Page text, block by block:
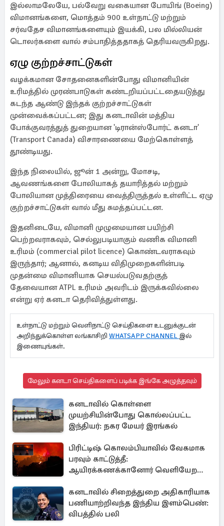
இல்லாமலேயே, பல்வேறு வகையான போயிங் (Boeing)
விமானங்களை, மொத்தம் 900 உள்நாட்டு மற்றும்
சர்வதேச விமானங்களையும் இயக்கி, பல மில்லியன்
டொலர்களை வால் சம்பாதித்ததாகத் தெரியவருகிறது.
ஏழு குற்றச்சாட்டுகள்
வழக்கமான சோதனைகளின்போது விமானியின்
உரிமத்தில் முரண்பாடுகள் கண்டறியப்பட்டதையடுத்து
கடந்த ஆண்டு இந்தக் குற்றச்சாட்டுகள்
முன்வைக்கப்பட்டன; இது கனடாவின் மத்திய
போக்குவரத்துத் துறையான 'டிரான்ஸ்போர்ட் கனடா'
(Transport Canada) விசாரணையை மேற்கொள்ளத்
தூண்டியது.
இந்த நிலையில், ஜூன் 1 அன்று, மோசடி,
ஆவணங்களை போலியாகத் தயாரித்தல் மற்றும்
போலியான முத்திரையை வைத்திருத்தல் உள்ளிட்ட ஏழு
குற்றச்சாட்டுகள் வால் மீது சுமத்தப்பட்டன.
இதனிடையே, விமானி முழுமையான பயிற்சி
பெற்றவராகவும், செல்லுபடியாகும் வணிக விமானி
உரிமம் (commercial pilot licence) கொண்டவராகவும்
இருந்தார்; ஆனால், கனடிய விதிமுறைகளின்படி
முதன்மை விமானியாக செயல்படுவதற்குத்
தேவையான ATPL உரிமம் அவரிடம் இருக்கவில்லை
என்று ஏர் கனடா தெரிவித்துள்ளது.
உள்நாட்டு மற்றும் வெளிநாட்டு செய்திகளை உடனுக்குடன்
அறிந்துக்கொள்ள லங்காசிறி WHATSAPP CHANNEL இல்
இணையுங்கள்.
மேலும் கனடா செய்திகளைப் படிக்க இங்கே அழுத்தவும்
கனடாவில் கொள்ளை
முயற்சியின்போது கொல்லப்பட்ட
இந்தியர்: நகர மேயர் இரங்கல்
பிரிட்டிஷ் கொலம்பியாவில் வேகமாக
பரவும் காட்டுத்தீ:
ஆயிரக்கணக்கானோர் வெளியேற
கனடாவில் சிறைத்துறை அதிகாரியாக
பணியாற்றிவந்த இந்திய இளம்பெண்:
விபத்தில் பலி